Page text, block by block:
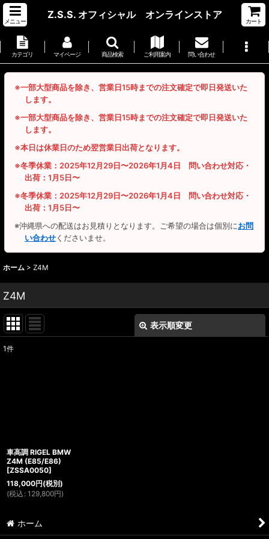
メニュー
Z.S.S. オフィシャル オンラインストア
カート
カテゴリ マイページ 商品検索 ご利用案内 問い合わせ
※一部大型商品を除き、営業日15時までの注文確定で即日発送いた
します。
※一部大型商品を除き、営業日15時までの注文確定で即日発送いた
します。
※本日は休業日のため翌営業日出荷となります。
※冬季休業：2025年12月29日〜2026年1月4日 問い合わせ対応・
出荷：1月5日〜
※冬季休業：2025年12月29日〜2026年1月4日 問い合わせ対応・
出荷：1月5日〜
※沖縄県への配送はお見積りとなります。ご希望の場合は個別にお問
い合わせくださいませ。
ホーム > Z4M
Z4M
表示順変更
1件
車高調 RIGEL BMW
Z4M (E85/E86)
[ZSSA0050]
118,000円(税別)
(税込 : 129,800円)
ホーム